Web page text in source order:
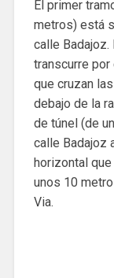
El primer
metros) está
calle
transcurre
que cruzan
debajo de la
de túnel (de
calle Badajoz
horizontal
unos 10
Via.